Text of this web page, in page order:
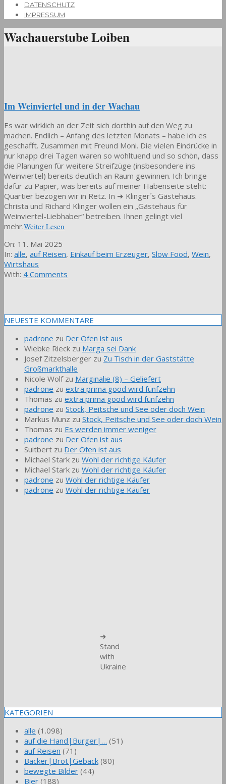
DATENSCHUTZ
IMPRESSUM
Wachauerstube Loiben
Im Weinviertel und in der Wachau
Es war wirklich an der Zeit sich dorthin auf den Weg zu
machen. Endlich – Anfang des letzten Monats – habe ich es
geschafft. Zusammen mit Freund Moni. Die vielen Eindrücke in
nur knapp drei Tagen waren so wohltuend und so schön, dass
die Planungen für weitere Streifzüge (insbesondere ins
Weinviertel) bereits deutlich an Raum gewinnen. Ich bringe
dafür zu Papier, was bereits auf meiner Habenseite steht:
Quartier bezogen wir in Retz. In ➜ Klinger´s Gästehaus.
Christa und Richard Klinger wollen ein „Gästehaus für
Weinviertel-Liebhaber“ betreiben. Ihnen gelingt viel
mehr.Weiter Lesen
2025-
05-
11
On: 11. Mai 2025
In: alle, auf Reisen, Einkauf beim Erzeuger, Slow Food, Wein,
Wirtshaus
With: 4 Comments
NEUESTE KOMMENTARE
padrone zu Der Ofen ist aus
Wiebke Rieck zu Marga sei Dank
Josef Zitzelsberger zu Zu Tisch in der Gaststätte
Großmarkthalle
Nicole Wolfzu Marginalie (8) – Geliefert
padrone zu extra prima good wird fünfzehn
Thomas zu extra prima good wird fünfzehn
padrone zu Stock, Peitsche und See oder doch Wein
Markus Munz zu Stock, Peitsche und See oder doch Wein
Thomas zu Es werden immer weniger
padrone zu Der Ofen ist aus
Suitbert zu Der Ofen ist aus
Michael Stark zu Wohl der richtige Käufer
Michael Stark zu Wohl der richtige Käufer
padrone zu Wohl der richtige Käufer
padrone zu Wohl der richtige Käufer
➜
Stand
with
Ukraine
KATEGORIEN
alle (1.098)
auf die Hand|Burger|… (51)
auf Reisen (71)
Bäcker|Brot|Gebäck (80)
bewegte Bilder (44)
Bier (188)